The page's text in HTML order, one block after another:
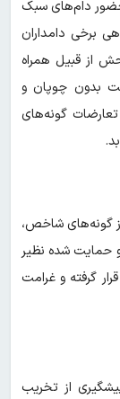
دام‌های سبک
برخی دامداران
از قبیل همراه
بدون چوپان و
گونه‌های
گونه‌های شاخص،
حمایت شده نظیر
گرفته و غرامت
از تخریب